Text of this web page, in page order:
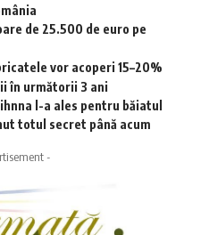
de 25.500 de euro pe
vor acoperi 15–20%
în următorii 3 ani
l-a ales pentru băiatul
totul secret până acum
-